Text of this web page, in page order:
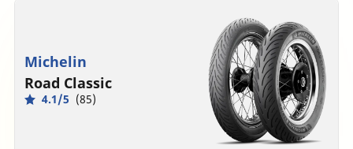
Michelin
Road Classic
4.1/5 (85)